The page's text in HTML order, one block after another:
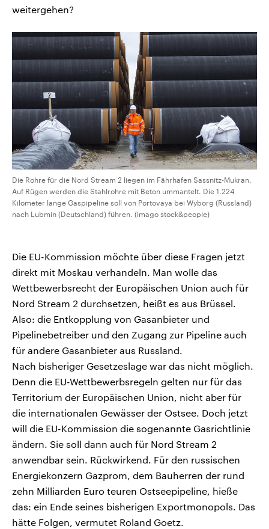
weitergehen?
Die Rohre für die Nord Stream 2 liegen im Fährhafen Sassnitz-Mukran.
Auf Rügen werden die Stahlrohre mit Beton ummantelt. Die 1.224
Kilometer lange Gaspipeline soll von Portovaya bei Wyborg (Russland)
nach Lubmin (Deutschland) führen. (imago stock&people)
Die EU-Kommission möchte über diese Fragen jetzt
direkt mit Moskau verhandeln. Man wolle das
Wettbewerbsrecht der Europäischen Union auch für
Nord Stream 2 durchsetzen, heißt es aus Brüssel.
Also: die Entkopplung von Gasanbieter und
Pipelinebetreiber und den Zugang zur Pipeline auch
für andere Gasanbieter aus Russland.
Nach bisheriger Gesetzeslage war das nicht möglich.
Denn die EU-Wettbewerbsregeln gelten nur für das
Territorium der Europäischen Union, nicht aber für
die internationalen Gewässer der Ostsee. Doch jetzt
will die EU-Kommission die sogenannte Gasrichtlinie
ändern. Sie soll dann auch für Nord Stream 2
anwendbar sein. Rückwirkend. Für den russischen
Energiekonzern Gazprom, dem Bauherren der rund
zehn Milliarden Euro teuren Ostseepipeline, hieße
das: ein Ende seines bisherigen Exportmonopols. Das
hätte Folgen, vermutet Roland Goetz.